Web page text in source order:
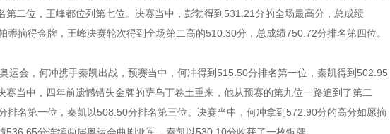
第二位，王峰都位列第七位。决赛当中，彭勃得到531.21分的全场最高分，总成绩
蒂摘得金牌，王峰决赛轮次得到全场第二高的510.30分，总成绩750.72分排名第四位。
会，何冲携手秦凯出战，预赛当中，何冲得到515.50分排名第一位，秦凯得到502.95
赛当中，四年前遗憾错失金牌的萨乌丁卷土重来，他从预赛的第九位一路追到了第二
排名第一位，秦凯以508.50分排名第三位。决赛当中，何冲拿到572.90分的高分如愿摘